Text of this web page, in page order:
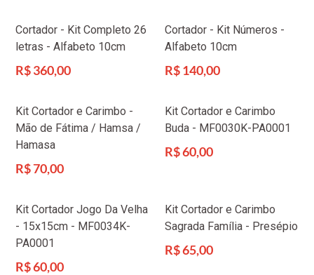
Cortador - Kit Completo 26
letras - Alfabeto 10cm
Preço
R$ 360,00
Cortador - Kit Números -
Alfabeto 10cm
Preço
R$ 140,00
Kit Cortador e Carimbo -
Mão de Fátima / Hamsa /
Hamasa
Preço
R$ 70,00
Kit Cortador e Carimbo
Buda - MF0030K-PA0001
Preço
R$ 60,00
Kit Cortador Jogo Da Velha
- 15x15cm - MF0034K-
PA0001
Preço
R$ 60,00
Kit Cortador e Carimbo
Sagrada Família - Presépio
Preço
R$ 65,00